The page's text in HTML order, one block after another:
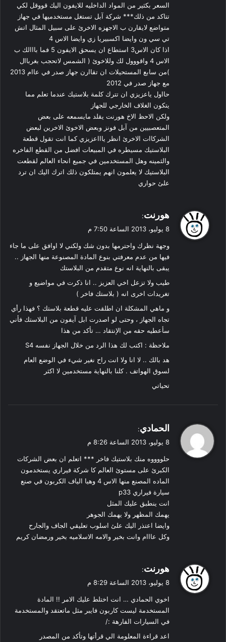
السعر بكثير من المواد الداخليه للايفون اليك قووقل لكي
تتاكد من ذلك*** شركة آبل تستغل مستخدميها في جهاز
متواضع لايقارن ب الاجهزه الاخرئ على سبيل المثال اتش
تي سي ون وايضا اكسبيريا زي وايضا الاس 4
اذا كان الاس3 استطاع ان يسحق الايفون 5 فما بااالك ب
الاس 4 واقووول لك وللاخوئ ( الشمس لاتحجب بغرباال
)من سابع المستحيلات ان تقاارن جهاز صدر في عاام 2013
مع جهاز صدر في 2012
حااول ياعزيزي ان تترك كلمة بلاستيك عندما تعلم مما
يتكون الغلاف الخارجي للجهاز
ولكن الاحظ الاخ هورنت يقلد مايسمعه على بعض
المتعصبيين من آبل فونز وبعض الاخوئ الاخرين لبعض
الشركاات الاخرئ انظر ياااعزيزي كما انت تقول قطعة
البلاستيك مسيطره في المبيعات افضل من القطع الفاخره
والثمينه وهل المستخدمين في جميع انحاء العالم لقطعت
البلاستيك لا يعلمون انهم يمتلكون ذلك اترك اليك ان ترد
علئ حواري
ل
هورنت:
8 يوليو، 2013 الساعة 7:50 م
وجهة نظرك واحترمها بدون شك ولكني لا اوافق على ما جاء
فيها من عدم معرفتي بنوع المادة المصنوعة منها الجهاز ..
يبقى بالنهاية انه نوع متقدم من البلاستك
طيب ولا تزعل اخي العزيز .. انا ذكرت في مواضيع و
تغريدات اخرى انه ( بلاستك فاخر )
و ماهي المشكلة ان اطلقت عليه قطعة بلاستك ؟ فهذا رأي
تجاه الجهاز ، وحتى لو اصدرت ابل آيفون من البلاستك فأني
سأعطيه حقه من الإنتقاد … تأكد من هذا
ملاحظة : اكتب لك هذا الرد من خلال الجهاز نفسه S4
هد بالك .. لا انا ولا انت راح نغير شيء في الوضع العام
لسوق الهواتف . كلنا بالنهاية مستخدمين لا اكثر
تحياتي
ي
ل
الحمادي:
8 يوليو، 2013 الساعة 8:26 م
حلووووه منك بلاستيك فاخر *** اتعلم ان بعض الشركات
الكبرئ على مستوئ العالم كا شركة فيراري يستخدمون
الماده المصنع منها الاس 4 وهيا الياف الكربون في صنع
سيارة فيراري p33
انت ينطبق عليك المثل
يهمك المظهر ولا يهمك الجوهر
وايضا اعتذر اليك علئ اسلوب تعليقي الجاف والجارح
وكل عااام وانت بخير والامه الاسلاميه بخير ورمضان كريم
ل
هورنت:
8 يوليو، 2013 الساعة 8:29 م
اخوي الحمادي … انت اختلط عليك الامر !! المادة
المستخدمة ليست كاربون فايبر مثل ماتعتقد والمستخدمة
في السيارات الفارهة :/
اعد قراءة المعلومة الي قرأتها وتأكد من المصدر